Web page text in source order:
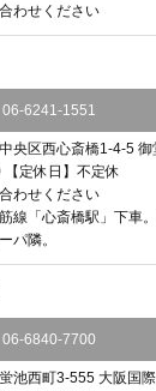
わせください
06-6241-1551
央区西心斎橋1-4-5
定休日】不定休
わせください
線「心斎橋駅」下車
パ隣。
06-6840-7700
池西町3-555 大阪国